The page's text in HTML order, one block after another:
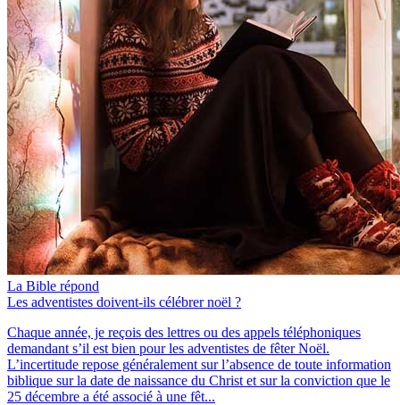
La Bible répond
Les adventistes doivent-ils célébrer noël ?
Chaque année, je reçois des lettres ou des appels téléphoniques
demandant s’il est bien pour les adventistes de fêter Noël.
L’incertitude repose généralement sur l’absence de toute information
biblique sur la date de naissance du Christ et sur la conviction que le
25 décembre a été associé à une fêt...